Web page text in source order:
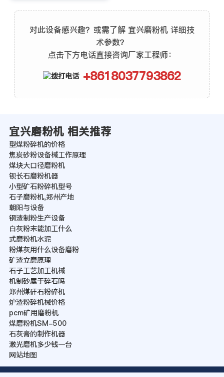
对此设备感兴趣？或需了解 宜兴磨粉机 详细技
术参数？
点击下方电话直接咨询厂家工程师：
+8618037793862
宜兴磨粉机 相关推荐
型煤粉碎机的价格
焦炭砂粉设备械工作原理
煤块大口径磨粉机
钡长石磨粉机器
小型矿石粉碎机型号
石子磨粉机,郑州产地
朝阳与设备
钢渣制粉生产设备
白灰粉末能加工什么
式磨粉机水泥
粉煤灰用什么设备磨粉
矿渣立磨原理
石子工艺加工机械
机制砂属于碎石吗
郑州煤矸石粉碎机
炉渣粉碎机械价格
pcm矿用磨粉机
煤磨粉机SM-500
石灰膏的制作机器
激光磨机多少钱一台
网站地图